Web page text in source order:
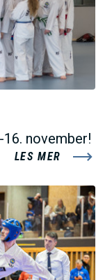
november!
LES MER